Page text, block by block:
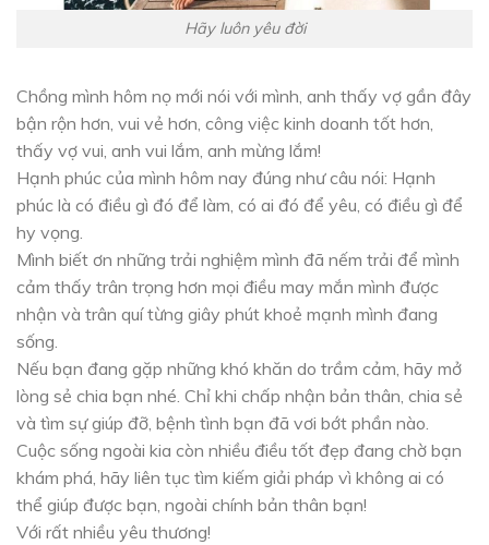
Hãy luôn yêu đời
Chồng mình hôm nọ mới nói với mình, anh thấy vợ gần đây
bận rộn hơn, vui vẻ hơn, công việc kinh doanh tốt hơn,
thấy vợ vui, anh vui lắm, anh mừng lắm!
Hạnh phúc của mình hôm nay đúng như câu nói: Hạnh
phúc là có điều gì đó để làm, có ai đó để yêu, có điều gì để
hy vọng.
Mình biết ơn những trải nghiệm mình đã nếm trải để mình
cảm thấy trân trọng hơn mọi điều may mắn mình được
nhận và trân quí từng giây phút khoẻ mạnh mình đang
sống.
Nếu bạn đang gặp những khó khăn do trầm cảm, hãy mở
lòng sẻ chia bạn nhé. Chỉ khi chấp nhận bản thân, chia sẻ
và tìm sự giúp đỡ, bệnh tình bạn đã vơi bớt phần nào.
Cuộc sống ngoài kia còn nhiều điều tốt đẹp đang chờ bạn
khám phá, hãy liên tục tìm kiếm giải pháp vì không ai có
thể giúp được bạn, ngoài chính bản thân bạn!
Với rất nhiều yêu thương!